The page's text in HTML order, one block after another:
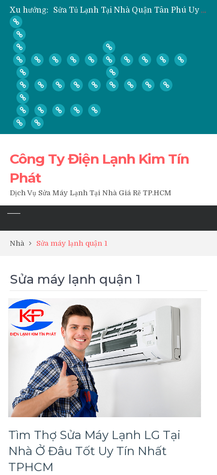
Xu hướng:
” Hỏi ” Máy Lạnh Kém Lạnh, Chỉ Có Gió Không Lạnh Phải Làm Sao?
Dịch Vụ Sửa Tủ Lạnh Tại Nhà Quận 3
Công Ty Điện Lạnh Kim Tín
Phát
Dịch Vụ Sửa Máy Lạnh Tại Nhà Giá Rẽ TP.HCM
Nhà Sửa máy lạnh quận 1
Sửa máy lạnh quận 1
Tìm Thợ Sửa Máy Lạnh LG Tại
Nhà Ở Đâu Tốt Uy Tín Nhất
TPHCM